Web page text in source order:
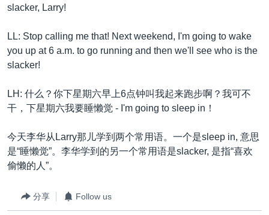
slacker, Larry!
LL: Stop calling me that! Next weekend, I'm going to wake
you up at 6 a.m. to go running and then we'll see who is the
slacker!
LH: 什么？你下星期六早上6点钟叫我起来跑步啊？我可不
干，下星期六我要睡懒觉 - I'm going to sleep in！
今天李华从Larry那儿学到两个常用语。一个是sleep in, 意思
是“睡懒觉”。李华学到的另一个常用语是slacker, 是指“喜欢
偷懒的人”。
分享 Follow us